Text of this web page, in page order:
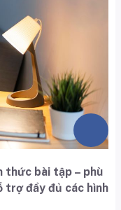
thức bài tập – phù
trợ đầy đủ các hình